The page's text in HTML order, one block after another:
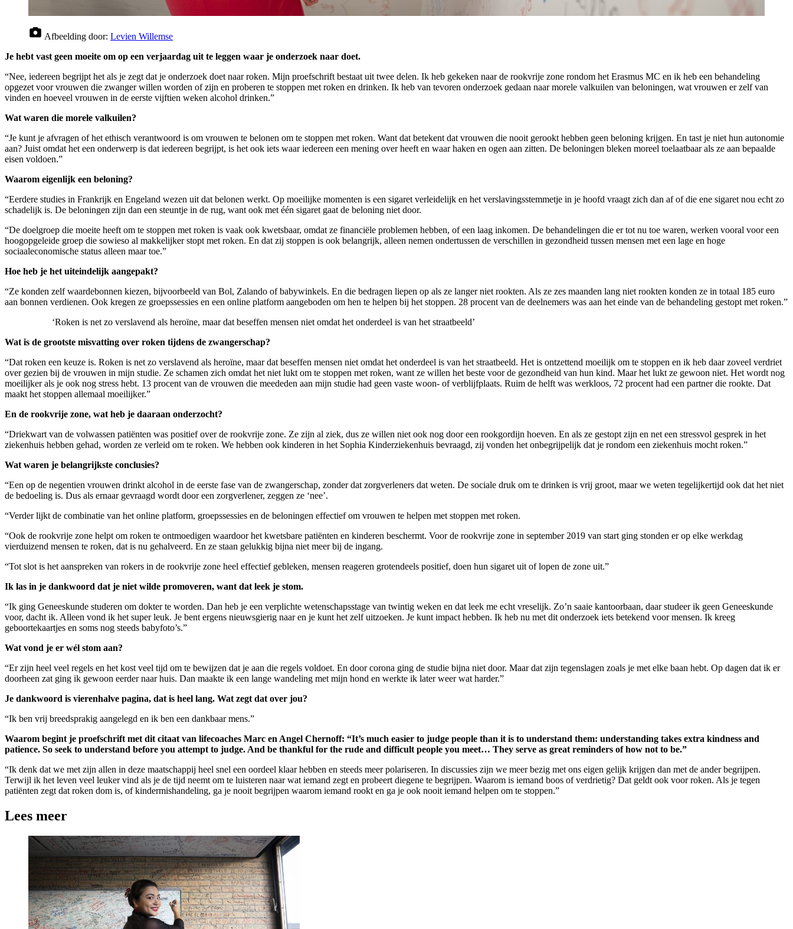
Afbeelding door: Levien Willemse
Je hebt vast geen moeite om op een verjaardag uit te leggen waar je onderzoek naar doet.
“Nee, iedereen begrijpt het als je zegt dat je onderzoek doet naar roken. Mijn proefschrift bestaat uit twee delen. Ik heb gekeken naar de rookvrije zone rondom het Erasmus MC en ik heb een behandeling
opgezet voor vrouwen die zwanger willen worden of zijn en proberen te stoppen met roken en drinken. Ik heb van tevoren onderzoek gedaan naar morele valkuilen van beloningen, wat vrouwen er zelf van
vinden en hoeveel vrouwen in de eerste vijftien weken alcohol drinken.”
Wat waren die morele valkuilen?
“Je kunt je afvragen of het ethisch verantwoord is om vrouwen te belonen om te stoppen met roken. Want dat betekent dat vrouwen die nooit gerookt hebben geen beloning krijgen. En tast je niet hun autonomie
aan? Juist omdat het een onderwerp is dat iedereen begrijpt, is het ook iets waar iedereen een mening over heeft en waar haken en ogen aan zitten. De beloningen bleken moreel toelaatbaar als ze aan bepaalde
eisen voldoen.”
Waarom eigenlijk een beloning?
“Eerdere studies in Frankrijk en Engeland wezen uit dat belonen werkt. Op moeilijke momenten is een sigaret verleidelijk en het verslavingsstemmetje in je hoofd vraagt zich dan af of die ene sigaret nou echt zo
schadelijk is. De beloningen zijn dan een steuntje in de rug, want ook met één sigaret gaat de beloning niet door.
“De doelgroep die moeite heeft om te stoppen met roken is vaak ook kwetsbaar, omdat ze financiële problemen hebben, of een laag inkomen. De behandelingen die er tot nu toe waren, werken vooral voor een
hoogopgeleide groep die sowieso al makkelijker stopt met roken. En dat zij stoppen is ook belangrijk, alleen nemen ondertussen de verschillen in gezondheid tussen mensen met een lage en hoge
sociaaleconomische status alleen maar toe.”
Hoe heb je het uiteindelijk aangepakt?
“Ze konden zelf waardebonnen kiezen, bijvoorbeeld van Bol, Zalando of babywinkels. En die bedragen liepen op als ze langer niet rookten. Als ze zes maanden lang niet rookten konden ze in totaal 185 euro
aan bonnen verdienen. Ook kregen ze groepssessies en een online platform aangeboden om hen te helpen bij het stoppen. 28 procent van de deelnemers was aan het einde van de behandeling gestopt met roken.”
‘Roken is net zo verslavend als heroïne, maar dat beseffen mensen niet omdat het onderdeel is van het straatbeeld’
Wat is de grootste misvatting over roken tijdens de zwangerschap?
“Dat roken een keuze is. Roken is net zo verslavend als heroïne, maar dat beseffen mensen niet omdat het onderdeel is van het straatbeeld. Het is ontzettend moeilijk om te stoppen en ik heb daar zoveel verdriet
over gezien bij de vrouwen in mijn studie. Ze schamen zich omdat het niet lukt om te stoppen met roken, want ze willen het beste voor de gezondheid van hun kind. Maar het lukt ze gewoon niet. Het wordt nog
moeilijker als je ook nog stress hebt. 13 procent van de vrouwen die meededen aan mijn studie had geen vaste woon- of verblijfplaats. Ruim de helft was werkloos, 72 procent had een partner die rookte. Dat
maakt het stoppen allemaal moeilijker.”
En de rookvrije zone, wat heb je daaraan onderzocht?
“Driekwart van de volwassen patiënten was positief over de rookvrije zone. Ze zijn al ziek, dus ze willen niet ook nog door een rookgordijn hoeven. En als ze gestopt zijn en net een stressvol gesprek in het
ziekenhuis hebben gehad, worden ze verleid om te roken. We hebben ook kinderen in het Sophia Kinderziekenhuis bevraagd, zij vonden het onbegrijpelijk dat je rondom een ziekenhuis mocht roken.”
Wat waren je belangrijkste conclusies?
“Een op de negentien vrouwen drinkt alcohol in de eerste fase van de zwangerschap, zonder dat zorgverleners dat weten. De sociale druk om te drinken is vrij groot, maar we weten tegelijkertijd ook dat het niet
de bedoeling is. Dus als ernaar gevraagd wordt door een zorgverlener, zeggen ze ‘nee’.
“Verder lijkt de combinatie van het online platform, groepssessies en de beloningen effectief om vrouwen te helpen met stoppen met roken.
“Ook de rookvrije zone helpt om roken te ontmoedigen waardoor het kwetsbare patiënten en kinderen beschermt. Voor de rookvrije zone in september 2019 van start ging stonden er op elke werkdag
vierduizend mensen te roken, dat is nu gehalveerd. En ze staan gelukkig bijna niet meer bij de ingang.
“Tot slot is het aanspreken van rokers in de rookvrije zone heel effectief gebleken, mensen reageren grotendeels positief, doen hun sigaret uit of lopen de zone uit.”
Ik las in je dankwoord dat je niet wilde promoveren, want dat leek je stom.
“Ik ging Geneeskunde studeren om dokter te worden. Dan heb je een verplichte wetenschapsstage van twintig weken en dat leek me echt vreselijk. Zo’n saaie kantoorbaan, daar studeer ik geen Geneeskunde
voor, dacht ik. Alleen vond ik het super leuk. Je bent ergens nieuwsgierig naar en je kunt het zelf uitzoeken. Je kunt impact hebben. Ik heb nu met dit onderzoek iets betekend voor mensen. Ik kreeg
geboortekaartjes en soms nog steeds babyfoto’s.”
Wat vond je er wél stom aan?
“Er zijn heel veel regels en het kost veel tijd om te bewijzen dat je aan die regels voldoet. En door corona ging de studie bijna niet door. Maar dat zijn tegenslagen zoals je met elke baan hebt. Op dagen dat ik er
doorheen zat ging ik gewoon eerder naar huis. Dan maakte ik een lange wandeling met mijn hond en werkte ik later weer wat harder.”
Je dankwoord is vierenhalve pagina, dat is heel lang. Wat zegt dat over jou?
“Ik ben vrij breedsprakig aangelegd en ik ben een dankbaar mens.”
Waarom begint je proefschrift met dit citaat van lifecoaches Marc en Angel Chernoff: “It’s much easier to judge people than it is to understand them: understanding takes extra kindness and
patience. So seek to understand before you attempt to judge. And be thankful for the rude and difficult people you meet… They serve as great reminders of how not to be.”
“Ik denk dat we met zijn allen in deze maatschappij heel snel een oordeel klaar hebben en steeds meer polariseren. In discussies zijn we meer bezig met ons eigen gelijk krijgen dan met de ander begrijpen.
Terwijl ik het leven veel leuker vind als je de tijd neemt om te luisteren naar wat iemand zegt en probeert diegene te begrijpen. Waarom is iemand boos of verdrietig? Dat geldt ook voor roken. Als je tegen
patiënten zegt dat roken dom is, of kindermishandeling, ga je nooit begrijpen waarom iemand rookt en ga je ook nooit iemand helpen om te stoppen.”
Lees meer